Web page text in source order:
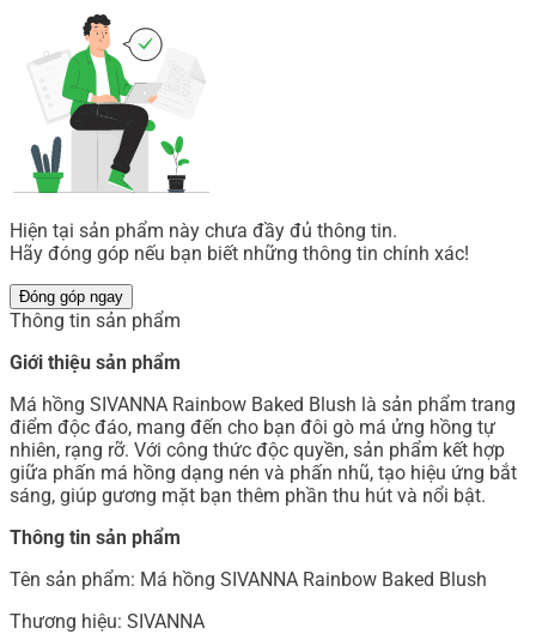
Hiện tại sản phẩm này chưa đầy đủ thông tin.
Hãy đóng góp nếu bạn biết những thông tin chính xác!
Đóng góp ngay
Thông tin sản phẩm
Giới thiệu sản phẩm
Má hồng SIVANNA Rainbow Baked Blush là sản phẩm trang
điểm độc đáo, mang đến cho bạn đôi gò má ửng hồng tự
nhiên, rạng rỡ. Với công thức độc quyền, sản phẩm kết hợp
giữa phấn má hồng dạng nén và phấn nhũ, tạo hiệu ứng bắt
sáng, giúp gương mặt bạn thêm phần thu hút và nổi bật.
Thông tin sản phẩm
Tên sản phẩm: Má hồng SIVANNA Rainbow Baked Blush
Thương hiệu: SIVANNA